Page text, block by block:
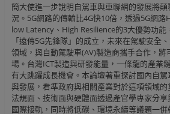
簡大使進一步說明自駕車與車聯網的發展將
況。5G網路的傳輸比4G快10倍，透過5G網
low Latency、High Resilience的3大優勢功能
「遠傳5G先鋒隊」的成立，未來在駕駛安全
領域，與自動駕駛車(AV)製造商攜手合作，
場。台灣ICT製造與研發能量，一條龍的產業
有大跳躍成長機會。本論壇著重探討國內自
與發展，看準政府與相關產業對於這項領域
法規面、技術面與硬體面透過產官學專家分
國際接軌，同時將低碳、環境永續等議題一併